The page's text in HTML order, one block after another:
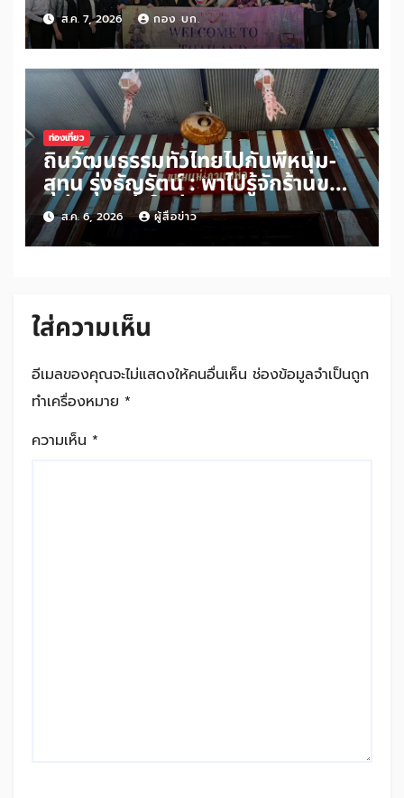
ทางจาการ์ตา-กรุงเทพฯ เสริม Air
Connectivity ดึงนักท่องเที่ยว
คุณภาพจากอินโดนีเซีย เริ่มเที่ยว
แรกบินแรก 6 สิงหาคมนี้
ส.ค. 7, 2026 กอง บก.
ท่องเที่ยว
ถิ่นวัฒนธรรมทั่วไทยไปกับพี่หนุ่ม-
สุทน รุ่งธัญรัตน์ : พาไปรู้จักร้านขนม
แม่กาแฟพ่อในย่านสวนเกษตร
อำเภออัมพวา จังหวัดสมุทรสงคราม
ส.ค. 6, 2026 ผู้สื่อข่าว
ใส่ความเห็น
อีเมลของคุณจะไม่แสดงให้คนอื่นเห็น ช่องข้อมูลจำเป็นถูก
ทำเครื่องหมาย *
ความเห็น *